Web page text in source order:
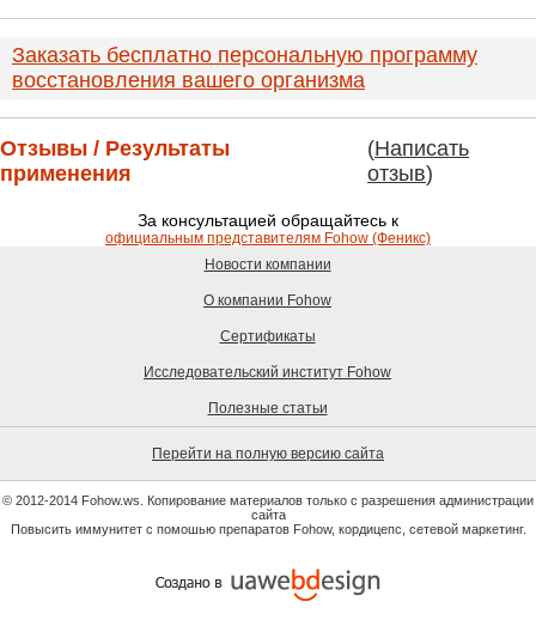
Заказать бесплатно персональную программу
восстановления вашего организма
Отзывы / Результаты
применения
(Написать
отзыв)
За консультацией обращайтесь к
официальным представителям Fohow (Феникс)
Новости компании
О компании Fohow
Сертификаты
Исследовательский институт Fohow
Полезные статьи
Перейти на полную версию сайта
© 2012-2014 Fohow.ws. Копирование материалов только с разрешения администрации
сайта
Повысить иммунитет с помошью препаратов Fohow, кордицепс, сетевой маркетинг.